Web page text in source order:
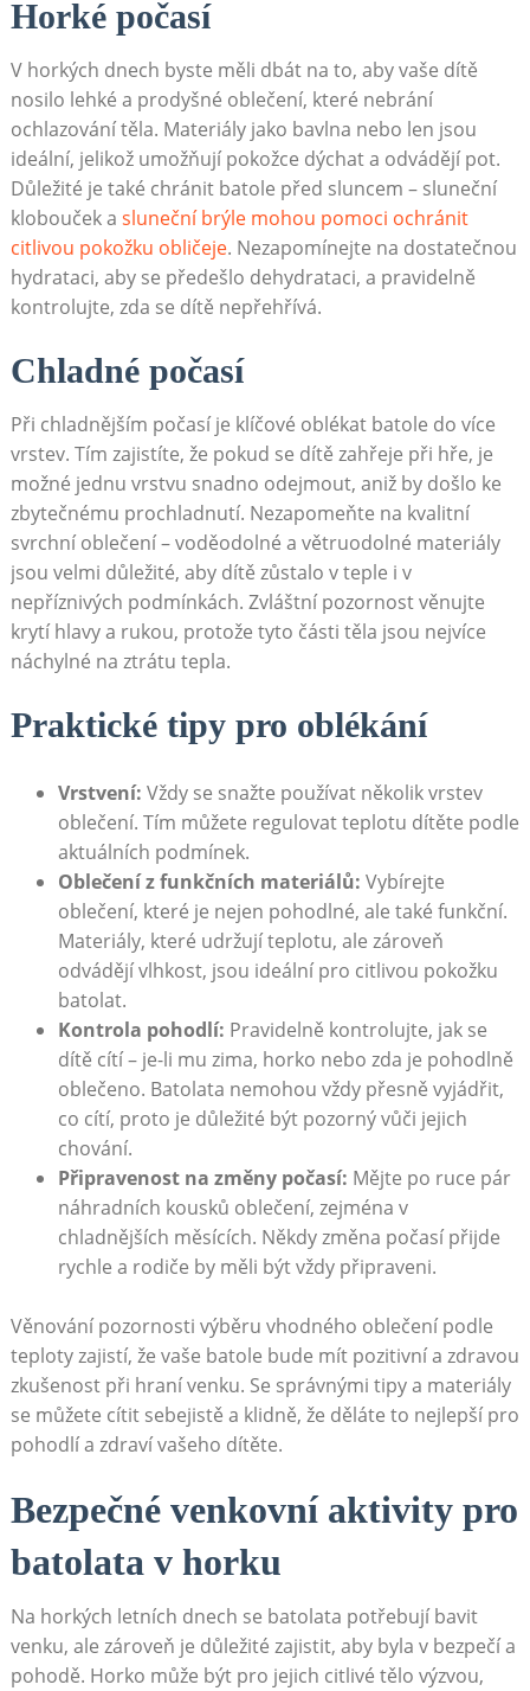
Horké počasí
V horkých dnech byste měli dbát na to, aby vaše dítě
nosilo lehké a prodyšné oblečení, které nebrání
ochlazování těla. Materiály jako bavlna nebo len jsou
ideální, jelikož umožňují pokožce dýchat a odvádějí pot.
Důležité je také chránit batole před sluncem – sluneční
klobouček a sluneční brýle mohou pomoci ochránit
citlivou pokožku obličeje. Nezapomínejte na dostatečnou
hydrataci, aby se předešlo dehydrataci, a pravidelně
kontrolujte, zda se dítě nepřehřívá.
Chladné počasí
Při chladnějším počasí je klíčové oblékat batole do více
vrstev. Tím zajistíte, že pokud se dítě zahřeje při hře, je
možné jednu vrstvu snadno odejmout, aniž by došlo ke
zbytečnému prochladnutí. Nezapomeňte na kvalitní
svrchní oblečení – voděodolné a větruodolné materiály
jsou velmi důležité, aby dítě zůstalo v teple i v
nepříznivých podmínkách. Zvláštní pozornost věnujte
krytí hlavy a rukou, protože tyto části těla jsou nejvíce
náchylné na ztrátu tepla.
Praktické tipy pro oblékání
Vrstvení: Vždy se snažte používat několik vrstev
oblečení. Tím můžete regulovat teplotu dítěte podle
aktuálních podmínek.
Oblečení z funkčních materiálů: Vybírejte
oblečení, které je nejen pohodlné, ale také funkční.
Materiály, které udržují teplotu, ale zároveň
odvádějí vlhkost, jsou ideální pro citlivou pokožku
batolat.
Kontrola pohodlí: Pravidelně kontrolujte, jak se
dítě cítí – je-li mu zima, horko nebo zda je pohodlně
oblečeno. Batolata nemohou vždy přesně vyjádřit,
co cítí, proto je důležité být pozorný vůči jejich
chování.
Připravenost na změny počasí: Mějte po ruce pár
náhradních kousků oblečení, zejména v
chladnějších měsících. Někdy změna počasí přijde
rychle a rodiče by měli být vždy připraveni.
Věnování pozornosti výběru vhodného oblečení podle
teploty zajistí, že vaše batole bude mít pozitivní a zdravou
zkušenost při hraní venku. Se správnými tipy a materiály
se můžete cítit sebejistě a klidně, že děláte to nejlepší pro
pohodlí a zdraví vašeho dítěte.
Bezpečné venkovní aktivity pro
batolata v horku
Na horkých letních dnech se batolata potřebují bavit
venku, ale zároveň je důležité zajistit, aby byla v bezpečí a
pohodě. Horko může být pro jejich citlivé tělo výzvou,